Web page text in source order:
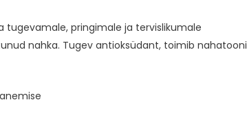
tugevamale, pringimale ja tervislikumale
nahka. Tugev antioksüdant, toimib nahatooni